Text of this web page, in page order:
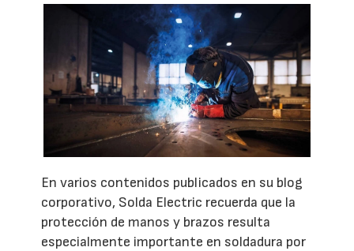
En varios contenidos publicados en su blog
corporativo, Solda Electric recuerda que la
protección de manos y brazos resulta
especialmente importante en soldadura por